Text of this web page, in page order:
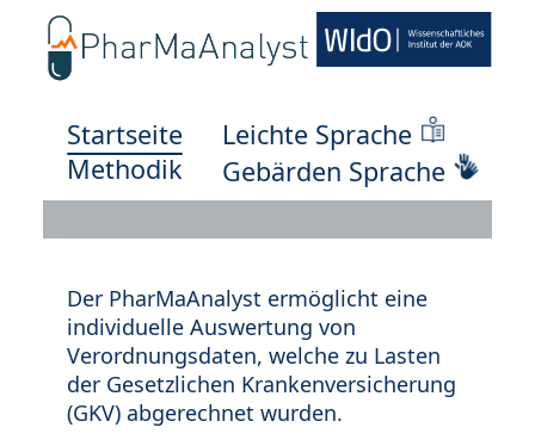
Startseite
Methodik
Leichte Sprache
Gebärden Sprache
Der PharMaAnalyst ermöglicht eine
individuelle Auswertung von
Verordnungsdaten, welche zu Lasten
der Gesetzlichen Krankenversicherung
(GKV) abgerechnet wurden.